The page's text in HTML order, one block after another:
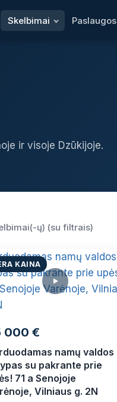
Skelbimai Paslaugos
ir visoje Dzūkijoje.
ų) (su filtrais)
KAINA
000 €
namų valdos
su pakrante prie
71 a Senojoje
Vilniaus g. 2N